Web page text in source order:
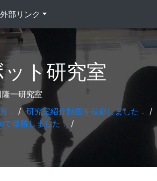
外部リンク
ト研究室
一研究室
． / 研究室紹介動画を撮影しました． /
優勝しました． /